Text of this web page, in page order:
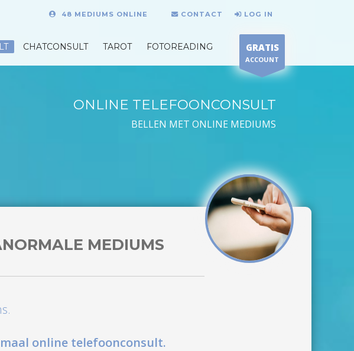
48 MEDIUMS ONLINE CONTACT LOG IN
CHATCONSULT TAROT FOTOREADING GRATIS
ACCOUNT
ONLINE TELEFOONCONSULT
BELLEN MET ONLINE MEDIUMS
MEDIUMS
online telefoonconsult.